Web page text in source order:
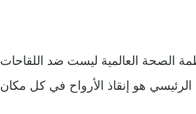
الصحة العالمية ليست ضد اللقاحات